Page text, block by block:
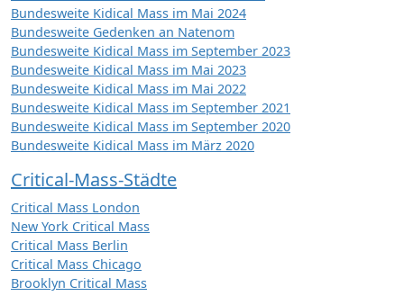
Bundesweite Kidical Mass im Mai 2024
Bundesweite Gedenken an Natenom
Bundesweite Kidical Mass im September 2023
Bundesweite Kidical Mass im Mai 2023
Bundesweite Kidical Mass im Mai 2022
Bundesweite Kidical Mass im September 2021
Bundesweite Kidical Mass im September 2020
Bundesweite Kidical Mass im März 2020
Critical-Mass-Städte
Critical Mass London
New York Critical Mass
Critical Mass Berlin
Critical Mass Chicago
Brooklyn Critical Mass